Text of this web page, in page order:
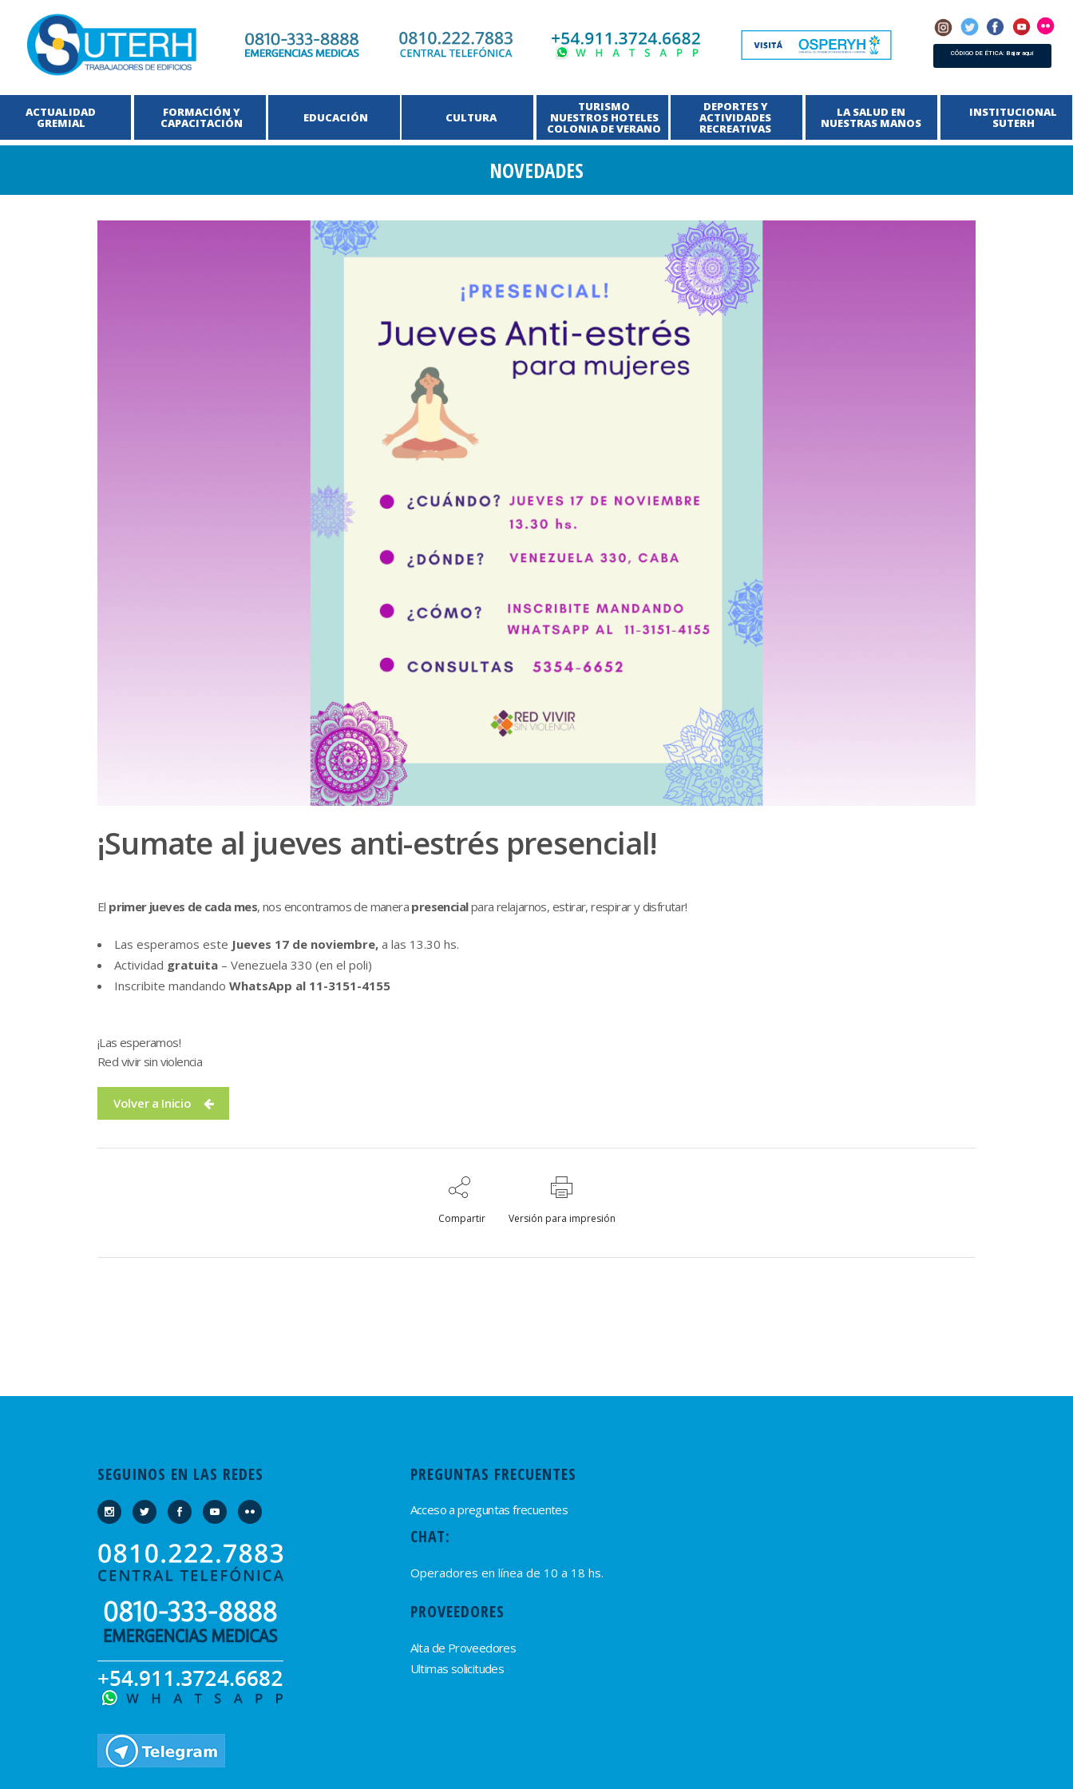
CÓDIGO DE ÉTICA: Bajar aquí
ACTUALIDAD
GREMIAL EDUCACIÓN CULTURA
TURISMO
NUESTROS HOTELES
COLONIA DE VERANO
DEPORTES Y
ACTIVIDADES
RECREATIVAS
LA SALUD EN
NUESTRAS MANOS
INSTITUCIONAL
SUTERH
FORMACIÓN Y
CAPACITACIÓN
NOVEDADES
¡Sumate al jueves anti-estrés presencial!
El primer jueves de cada mes, nos encontramos de manera presencialpara relajarnos, estirar, respirar y disfrutar!
Las esperamos este Jueves 17 de noviembre, a las 13.30 hs.
Actividad gratuita – Venezuela 330 (en el poli)
Inscribite mandando WhatsApp al 11-3151-4155
¡Las esperamos!
Red vivir sin violencia
Volver a Inicio
Compartir Versión para impresión
SEGUINOS EN LAS REDES PREGUNTAS FRECUENTES
Acceso a preguntas frecuentes
CHAT:
Operadores en línea de 10 a 18 hs.
PROVEEDORES
Alta de Proveedores
Ultimas solicitudes